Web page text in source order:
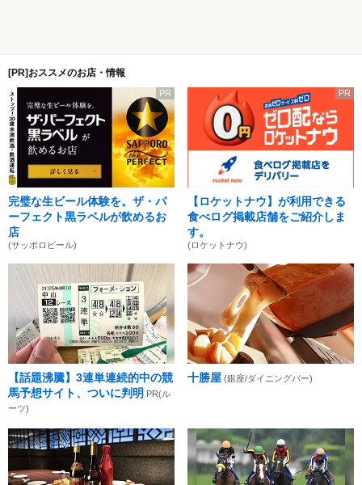
[PR]おススメのお店・情報
PR
完璧な生ビール体験を。ザ・パ
ーフェクト黒ラベルが飲めるお
店
(サッポロビール)
PR
【ロケットナウ】が利用できる
食べログ掲載店舗をご紹介しま
す。
(ロケットナウ)
【話題沸騰】3連単連続的中の競
馬予想サイト、ついに判明 PR(ル
ーツ)
十勝屋 (銀座/ダイニングバー)